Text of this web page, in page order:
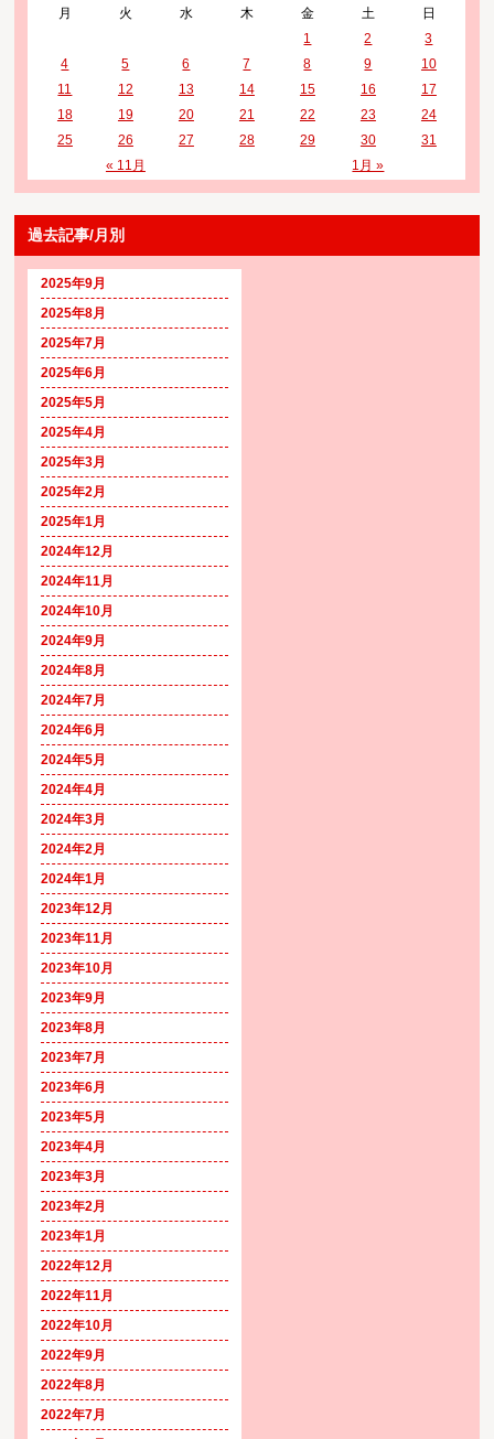
月 火 水 木 金 土 日
« 11月 1月 »
1 2
3
4
5 6 7 8 9
10
11
12 13 14 15 16
17
18
19 20 21 22 23
24
25
26 27 28 29 30 31
過去記事/月別
2025年9月
2025年8月
2025年7月
2025年6月
2025年5月
2025年4月
2025年3月
2025年2月
2025年1月
2024年12月
2024年11月
2024年10月
2024年9月
2024年8月
2024年7月
2024年6月
2024年5月
2024年4月
2024年3月
2024年2月
2024年1月
2023年12月
2023年11月
2023年10月
2023年9月
2023年8月
2023年7月
2023年6月
2023年5月
2023年4月
2023年3月
2023年2月
2023年1月
2022年12月
2022年11月
2022年10月
2022年9月
2022年8月
2022年7月